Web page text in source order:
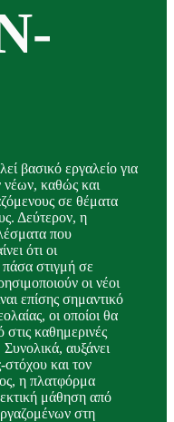
βασικό εργαλείο για
νέων, καθώς και
σε θέματα
Δεύτερον, η
που
ότι οι
πάσα στιγμή σε
οι νέοι
επίσης σημαντικό
οι οποίοι θα
καθημερινές
Συνολικά, αυξάνει
στόχου και τον
η πλατφόρμα
μάθηση από
στη